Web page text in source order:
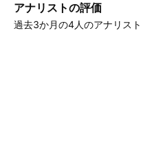
アナリストの評価
過去3か月の4人のアナリス